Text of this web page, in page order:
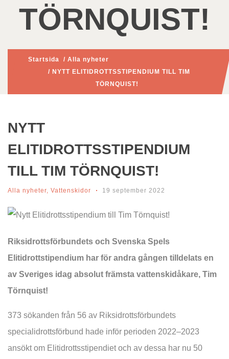
TÖRNQUIST!
Startsida / Alla nyheter
/ NYTT ELITIDROTTSSTIPENDIUM TILL TIM
TÖRNQUIST!
NYTT
ELITIDROTTSSTIPENDIUM
TILL TIM TÖRNQUIST!
Alla nyheter Vattenskidor 19 september 2022
Riksidrottsförbundets och Svenska Spels
Elitidrottstipendium har för andra gången tilldelats en
av Sveriges idag absolut främsta vattenskidåkare, Tim
Törnquist!
373 sökanden från 56 av Riksidrottsförbundets
specialidrottsförbund hade inför perioden 2022–2023
ansökt om Elitidrottsstipendiet och av dessa har nu 50